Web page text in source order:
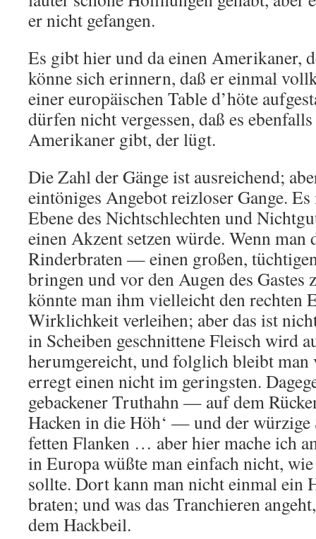
er nicht gefangen.
Es gibt hier und da einen Amerikaner,
könne sich erinnern, daß er einmal
einer europäischen Table d’höte
dürfen nicht vergessen, daß es
Amerikaner gibt, der lügt.
Die Zahl der Gänge ist ausreichend;
eintöniges Angebot reizloser Gange.
Ebene des Nichtschlechten und
einen Akzent setzen würde. Wenn man
Rinderbraten — einen großen,
bringen und vor den Augen des Gastes
könnte man ihm vielleicht den rechten
Wirklichkeit verleihen; aber das ist
in Scheiben geschnittene Fleisch wird
herumgereicht, und folglich bleibt
erregt einen nicht im geringsten.
gebackener Truthahn — auf dem
Hacken in die Höh‘ — und der würzige
fetten Flanken … aber hier mache ich
in Europa wüßte man einfach nicht,
sollte. Dort kann man nicht einmal ein
braten; und was das Tranchieren
dem Hackbeil.